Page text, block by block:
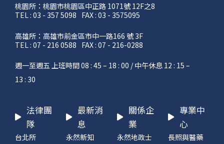
桃園所：桃園市桃園區中正路 1071號 12F之8
TEL : 03 - 357 5098 FAX : 03 - 3575095
高雄所：高雄市前金區市中一路166 號 3F
TEL : 07 - 216 0588 FAX : 07 - 216-0288
週一至週五 上班時間 08 : 45 – 18 : 00 / 中午休息 12 : 15 –
13 : 30
法律團
隊
台北所
最新消
息
永然新知
關係企
業
永然地政士
專業中
心
長照與醫藥